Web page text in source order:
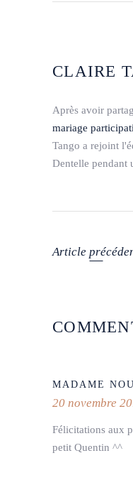
CLAIRE
Après avoir
mariage
Tango a rejoint
Dentelle pendant
Article
MADAME
20 novembre
Félicitations aux
petit Quentin ^^